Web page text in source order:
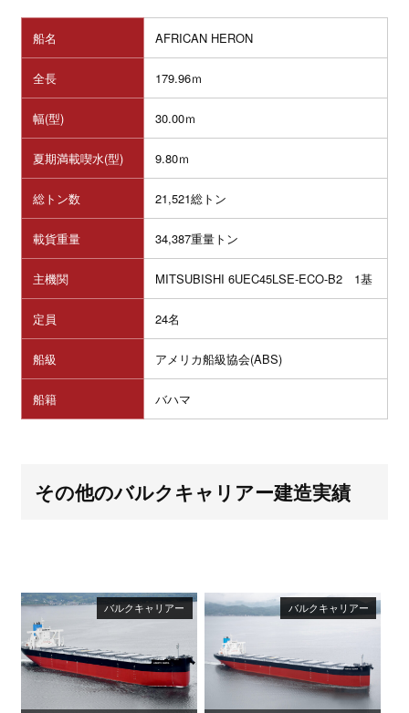
船名 AFRICAN HERON
全長 179.96ｍ
幅(型) 30.00ｍ
夏期満載喫水(型) 9.80ｍ
総トン数 21,521総トン
載貨重量 34,387重量トン
主機関 MITSUBISHI 6UEC45LSE-ECO-B2 1基
定員 24名
船級 アメリカ船級協会(ABS)
船籍 バハマ
その他のバルクキャリアー建造実績